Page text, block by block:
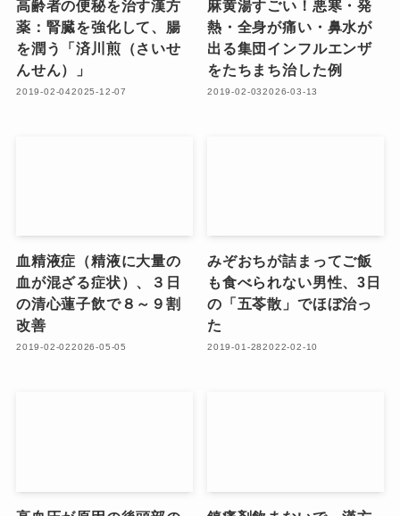
高齢者の便秘を治す漢方
薬：腎臓を強化して、腸
を潤う「済川煎（さいせ
んせん）」
2019-02-042025-12-07
麻黄湯すごい！悪寒・発
熱・全身が痛い・鼻水が
出る集団インフルエンザ
をたちまち治した例
2019-02-032026-03-13
血精液症（精液に大量の
血が混ざる症状）、３日
の清心蓮子飲で８～９割
改善
2019-02-022026-05-05
みぞおちが詰まってご飯
も食べられない男性、3日
の「五苓散」でほぼ治っ
た
2019-01-282022-02-10